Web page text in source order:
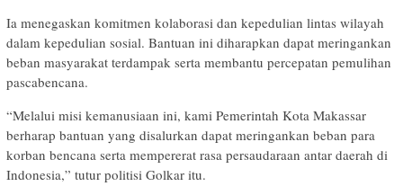
Ia menegaskan komitmen kolaborasi dan kepedulian lintas wilayah
dalam kepedulian sosial. Bantuan ini diharapkan dapat meringankan
beban masyarakat terdampak serta membantu percepatan pemulihan
pascabencana.
“Melalui misi kemanusiaan ini, kami Pemerintah Kota Makassar
berharap bantuan yang disalurkan dapat meringankan beban para
korban bencana serta mempererat rasa persaudaraan antar daerah di
Indonesia,” tutur politisi Golkar itu.